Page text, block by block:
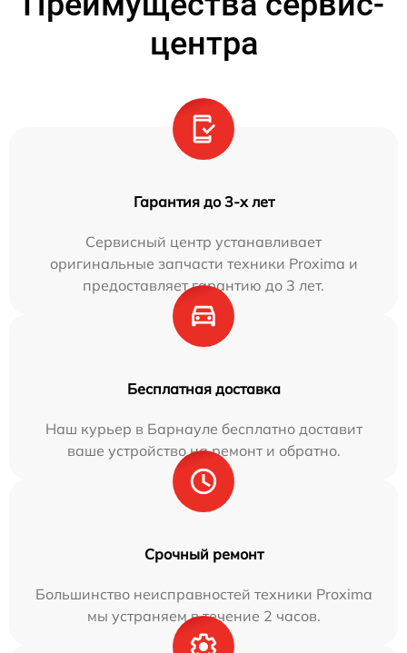
центра
Гарантия до 3-х лет
Сервисный центр устанавливает
оригинальные запчасти техники Proxima и
предоставляет гарантию до 3 лет.
Бесплатная доставка
Наш курьер в Барнауле бесплатно доставит
ваше устройство на ремонт и обратно.
Срочный ремонт
Большинство неисправностей техники Proxima
мы устраняем в течение 2 часов.